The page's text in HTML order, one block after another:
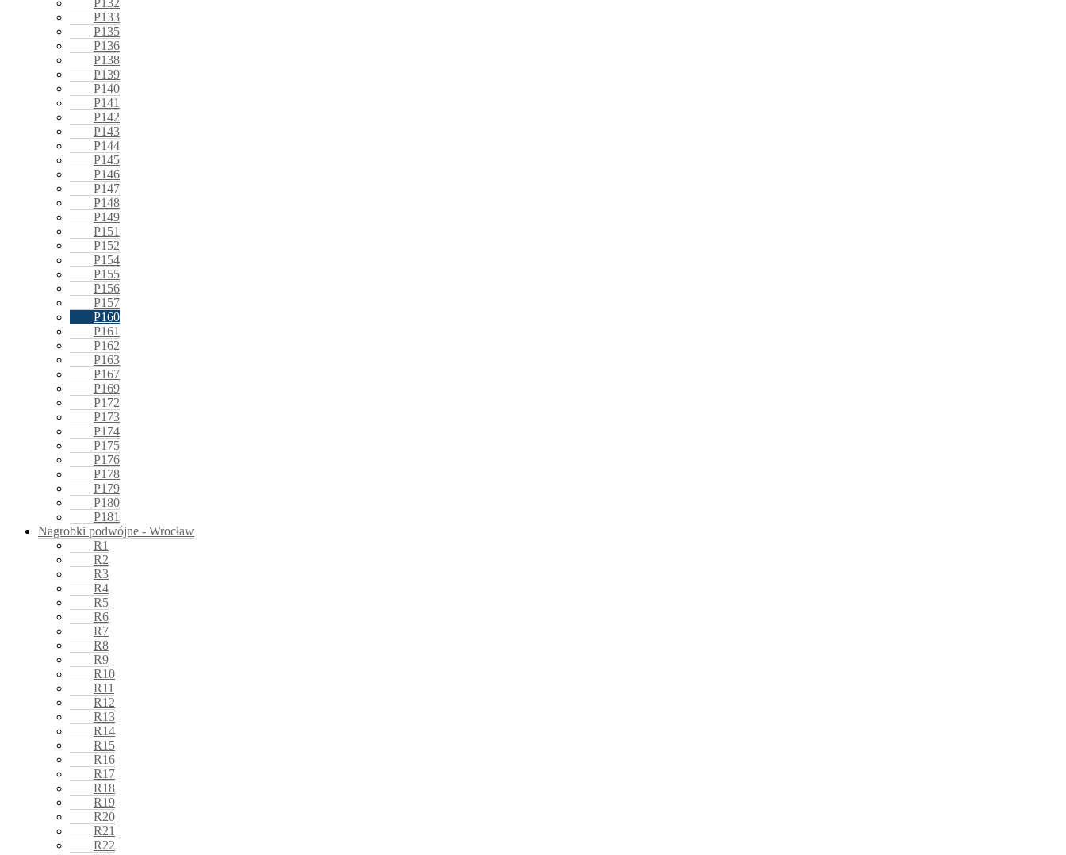
P132
P133
P135
P136
P138
P139
P140
P141
P142
P143
P144
P145
P146
P147
P148
P149
P151
P152
P154
P155
P156
P157
P160
P161
P162
P163
P167
P169
P172
P173
P174
P175
P176
P178
P179
P180
P181
Nagrobki podwójne - Wrocław
R1
R2
R3
R4
R5
R6
R7
R8
R9
R10
R11
R12
R13
R14
R15
R16
R17
R18
R19
R20
R21
R22